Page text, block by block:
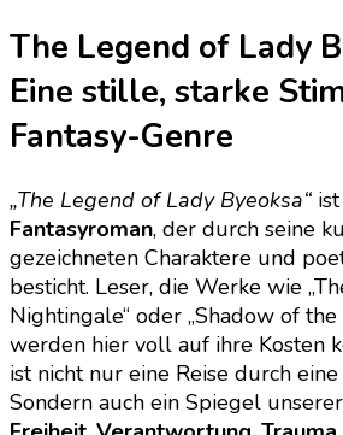
The Legend of Lady
Eine stille, starke
Fantasy-Genre
„The Legend of Lady Byeoksa“
Fantasyroman, der durch seine
gezeichneten Charaktere und
besticht. Leser, die Werke wie
Nightingale“ oder „Shadow of the
werden hier voll auf ihre Kosten
ist nicht nur eine Reise durch
Sondern auch ein Spiegel